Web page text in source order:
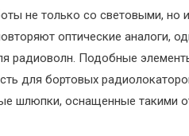
не только со световыми, но
оптические аналоги,
радиоволн. Подобные
для бортовых
шлюпки, оснащенные такими